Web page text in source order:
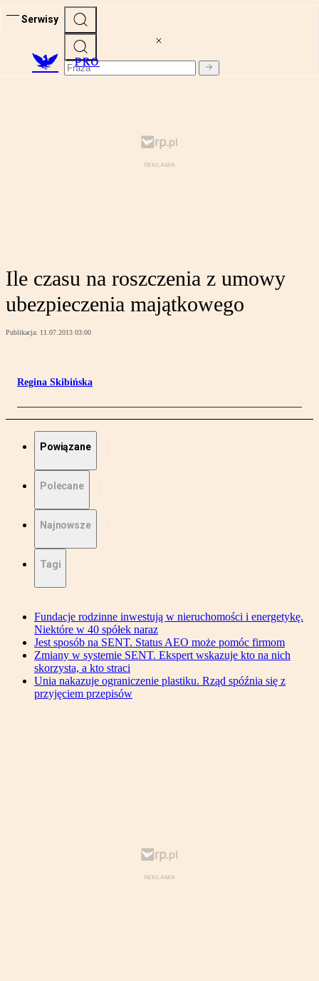
Serwisy
PRO
Ile czasu na roszczenia z umowy
ubezpieczenia majątkowego
Publikacja: 11.07.2013 03:00
Regina Skibińska
Powiązane
Polecane
Najnowsze
Tagi
Fundacje rodzinne inwestują w nieruchomości i energetykę.
Niektóre w 40 spółek naraz
Jest sposób na SENT. Status AEO może pomóc firmom
Zmiany w systemie SENT. Ekspert wskazuje kto na nich
skorzysta, a kto straci
Unia nakazuje ograniczenie plastiku. Rząd spóźnia się z
przyjęciem przepisów